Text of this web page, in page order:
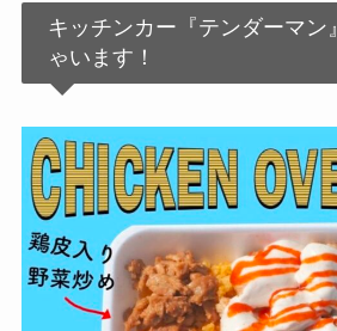
キッチンカー『テンダーマン
ゃいます！